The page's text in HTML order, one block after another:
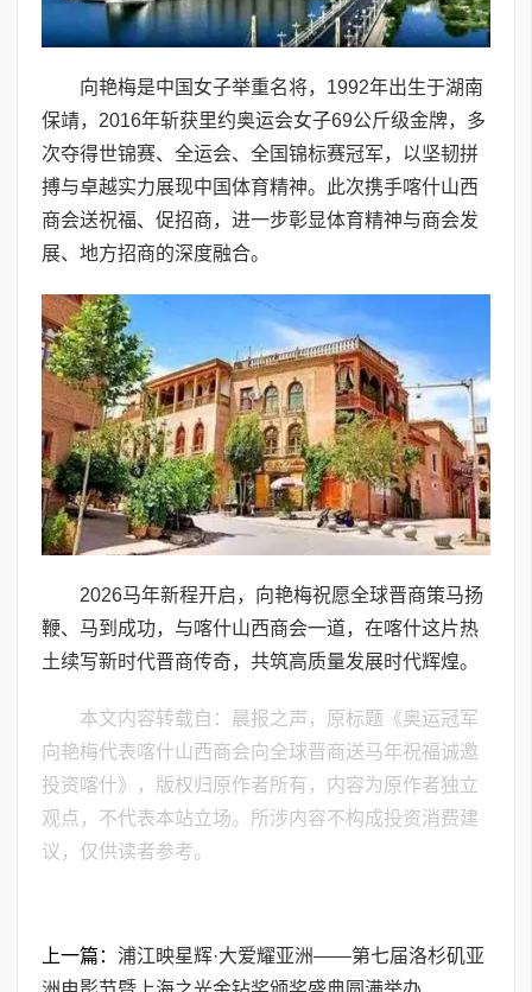
向艳梅是中国女子举重名将，1992年出生于湖南
保靖，2016年斩获里约奥运会女子69公斤级金牌，多
次夺得世锦赛、全运会、全国锦标赛冠军，以坚韧拼
搏与卓越实力展现中国体育精神。此次携手喀什山西
商会送祝福、促招商，进一步彰显体育精神与商会发
展、地方招商的深度融合。
2026马年新程开启，向艳梅祝愿全球晋商策马扬
鞭、马到成功，与喀什山西商会一道，在喀什这片热
土续写新时代晋商传奇，共筑高质量发展时代辉煌。
本文内容转载自：晨报之声，原标题《奥运冠军
向艳梅代表喀什山西商会向全球晋商送马年祝福诚邀
投资喀什》，版权归原作者所有，内容为原作者独立
观点，不代表本站立场。所涉内容不构成投资消费建
议，仅供读者参考。
上一篇： 浦江映星辉·大爱耀亚洲——第七届洛杉矶亚